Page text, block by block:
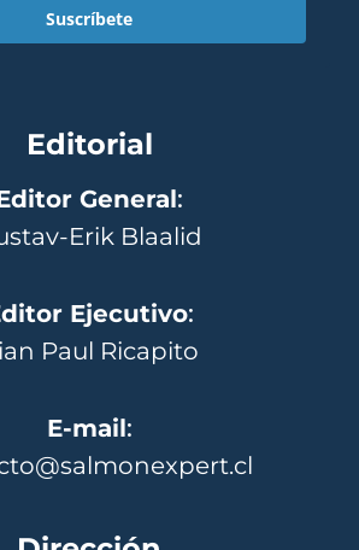
Suscríbete
Editorial
General:
Erik Blaalid
Ejecutivo:
Paul Ricapito
E-mail: